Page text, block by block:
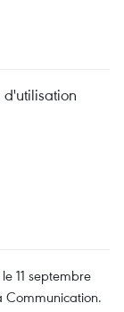
11 septembre
Communication.